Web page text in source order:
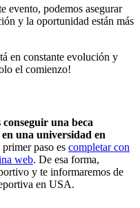
evento, podemos asegurar
y la oportunidad están más
en constante evolución y
el comienzo!
una beca
una universidad en
paso es completar con
web. De esa forma,
y te informaremos de
en USA.